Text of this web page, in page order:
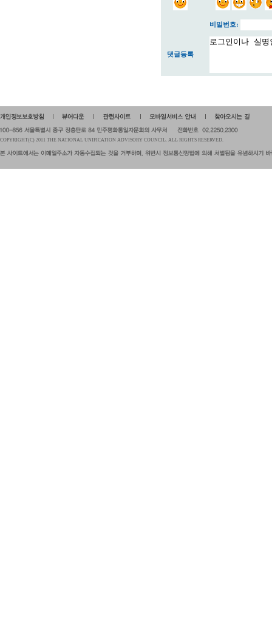
비밀번호:
댓글등록
COPYRIGHT(C) 2011 THE NATIONAL UNIFICATION ADVISORY COUNCIL. ALL RIGHTS RESERVED.